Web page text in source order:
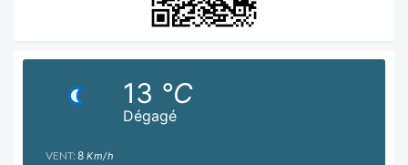
Dégagé
13 °C
VENT: 8 Km/h